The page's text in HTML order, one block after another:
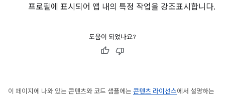
프로필에 표시되어 앱 내의 특정 작업을 강조표시합니다.
도움이 되었나요?
이 페이지에 나와 있는 콘텐츠와 코드 샘플에는 콘텐츠 라이선스에서 설명하는